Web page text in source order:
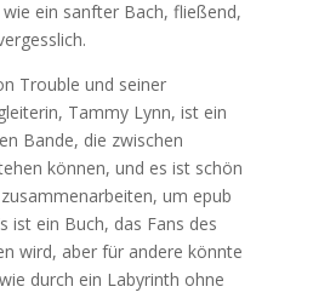
ein sanfter Bach, fließend,
Trouble und seiner
Tammy Lynn, ist ein
Bande, die zwischen
können, und es ist schön
um epub
ist ein Buch, das Fans des
wird, aber für andere könnte
durch ein Labyrinth ohne